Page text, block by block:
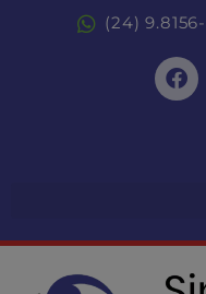
(24)